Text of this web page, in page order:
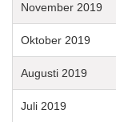
November 2019
Oktober 2019
Augusti 2019
Juli 2019